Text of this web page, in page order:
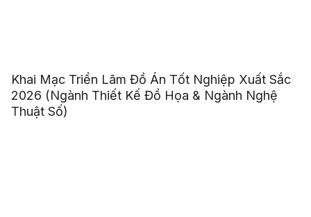
Khai Mạc Triển Lãm Đồ Án Tốt Nghiệp Xuất Sắc
2026 (Ngành Thiết Kế Đồ Họa & Ngành Nghệ
Thuật Số)